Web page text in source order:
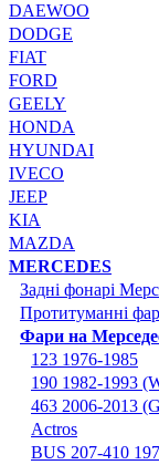
DAEWOO
DODGE
FIAT
FORD
GEELY
HONDA
HYUNDAI
IVECO
JEEP
KIA
MAZDA
MERCEDES
Задні фонарі
Протитуманні
Фари на
123 1976-1985
190 1982-1993
463 2006-2013
Actros
BUS 207-410